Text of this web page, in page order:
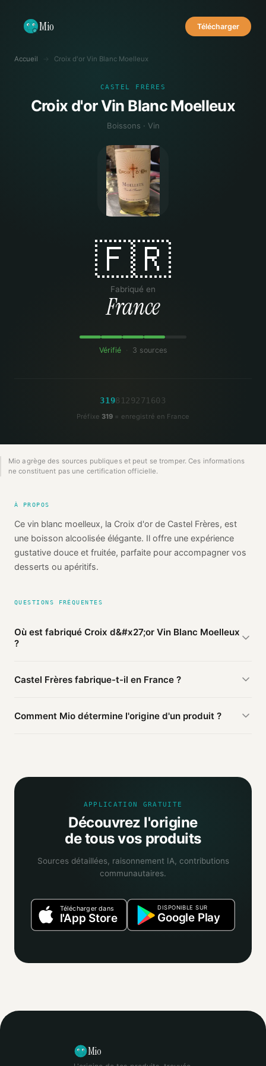
Mio Télécharger
Accueil → Croix d'or Vin Blanc Moelleux
CASTEL FRÈRES
Croix d'or Vin Blanc Moelleux
Boissons · Vin
🇫🇷
Fabriqué en
France
Vérifié 3 sources
3198 1 2927 1 60 3
Préfixe 319 = enregistré en France
Mio agrège des sources publiques et peut se tromper. Ces informations
ne constituent pas une certification officielle.
À PROPOS
Ce vin blanc moelleux, la Croix d'or de Castel Frères, est
une boisson alcoolisée élégante. Il offre une expérience
gustative douce et fruitée, parfaite pour accompagner vos
desserts ou apéritifs.
QUESTIONS FRÉQUENTES
Où est fabriqué Croix d&#x27;or Vin Blanc Moelleux
?
Vin Blanc Moelleux de Castel Frères est fabriqué en
France
Castel Frères fabrique-t-il en France ?
en France.
Comment Mio détermine l'origine d'un produit ?
selon la fiabilité des informations trouvées.
APPLICATION GRATUITE
Découvrez l'origine
de tous vos produits
Sources détaillées, raisonnement IA, contributions
communautaires.
Télécharger dans
l'App Store
DISPONIBLE SUR
Google Play
Mio